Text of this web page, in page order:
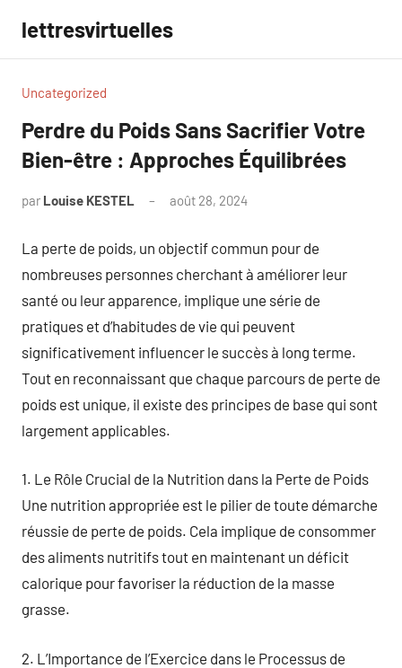
contenu
lettresvirtuelles
Uncategorized
Perdre du Poids Sans Sacrifier Votre
Bien-être : Approches Équilibrées
par Louise KESTEL août 28, 2024
La perte de poids, un objectif commun pour de
nombreuses personnes cherchant à améliorer leur
santé ou leur apparence, implique une série de
pratiques et d’habitudes de vie qui peuvent
significativement influencer le succès à long terme.
Tout en reconnaissant que chaque parcours de perte de
poids est unique, il existe des principes de base qui sont
largement applicables.
1. Le Rôle Crucial de la Nutrition dans la Perte de Poids
Une nutrition appropriée est le pilier de toute démarche
réussie de perte de poids. Cela implique de consommer
des aliments nutritifs tout en maintenant un déficit
calorique pour favoriser la réduction de la masse
grasse.
2. L’Importance de l’Exercice dans le Processus de